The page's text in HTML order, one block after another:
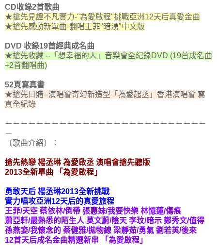
CD收錄2首歌曲
★搶先見證不凡實力-"為愛啟程"挑戰亞洲12天后真愛金曲
★搶先感動新單曲-翻唱王菲"暗湧"中文版
DVD 收錄19首經典成名曲
★搶先收藏 --「想幸福的人」音樂會全紀錄DVD (19首成名曲
+2首翻唱曲)
52頁寫真書
★搶先目賭--演唱會奇幻新造型「為愛起丞」香港演唱會 寫
真全紀錄
－－－－－－－－－－－－－－－－－－－－－－－－－－
－
〔歌曲介紹〕：
搶先熱戀 楊丞琳 為愛啟丞 演唱會搶先聽版
2013全新單曲 「為愛啟程」
勇敢天后 楊丞琳2013全新挑戰
實力唱攻亞洲12天后的真愛旅程
王菲/天空 蔡依林/倒帶 張惠妹/我要快樂 林憶蓮/傷痕
蕭亞軒/最熟悉的陌生人 莫文蔚/陰天 李玟/暗示 鄭秀文/值得
孫燕姿/我懷念的 蔡健雅/拋物線 梁靜茹/勇氣 劉若英/後來
12首天后成名金曲精選新串 「為愛啟程」